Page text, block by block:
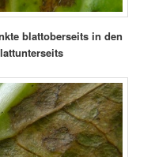
blattoberseits in den